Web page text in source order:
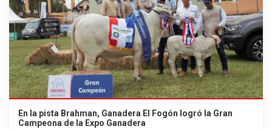
En la pista Brahman, Ganadera El Fogón logró la Gran
Campeona de la Expo Ganadera